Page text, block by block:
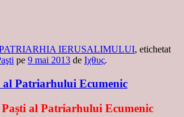
IERUSALIMULUI, etichetat
pe 9 mai 2013 de Ιχθυς.
al Patriarhului Ecumenic
al Patriarhului Ecumenic